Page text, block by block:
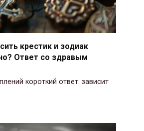
крестик и зодиак
Ответ со здравым
короткий ответ: зависит